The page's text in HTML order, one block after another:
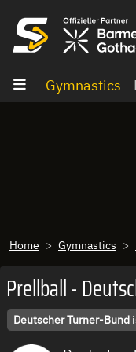
Gymnastics
Home Gymnastics
Prellball -
Deutscher Turner-Bund